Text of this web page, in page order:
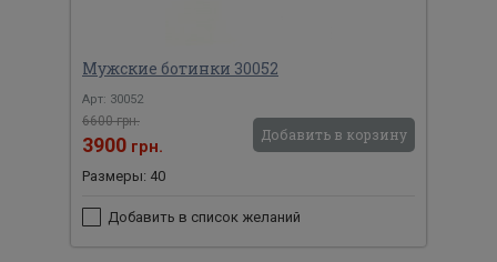
Мужские ботинки 30052
Арт: 30052
6600 грн.
3900 грн.
Добавить в корзину
Размеры: 40
Добавить в список желаний